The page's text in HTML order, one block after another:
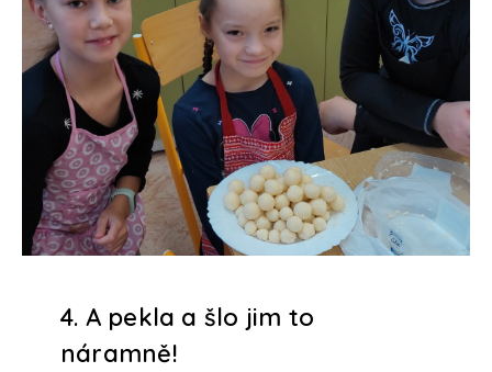
4. A pekla a šlo jim to
náramně!